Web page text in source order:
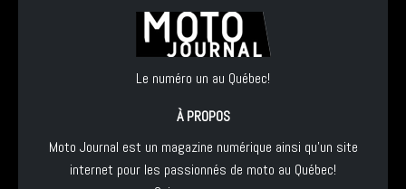
Le numéro un au Québec!
À PROPOS
Moto Journal est un magazine numérique ainsi qu'un site
internet pour les passionnés de moto au Québec!